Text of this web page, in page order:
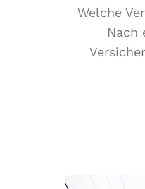
Welche
Nach